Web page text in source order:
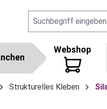
Webshop
Strukturelles Kleben